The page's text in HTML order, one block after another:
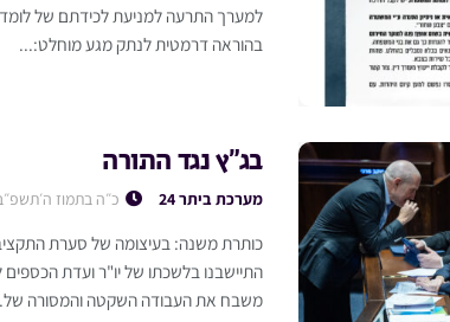
למערך התרעה למניעת לכידתם של
בהוראה דרמטית לנתק מגע מוחלט:...
בג”ץ נגד התורה
מערכת ביתר 24 כ״ה בתמוז
כותרת משנה: בעיצומה של סערת
התיישבנו בלשכתו של יו"ר ועדת
משבח את העבודה השקטה והמסורה